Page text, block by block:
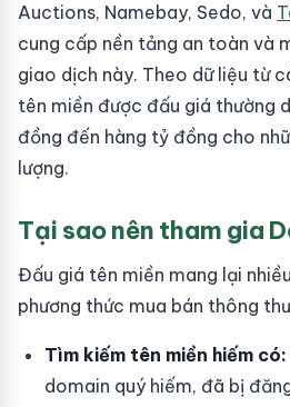
Auctions, Namebay, Sedo, và
cung cấp nền tảng an toàn và
giao dịch này. Theo dữ liệu từ
tên miền được đấu giá thường
đồng đến hàng tỷ đồng cho
lượng.
Tại sao nên tham gia
Đấu giá tên miền mang lại
phương thức mua bán thông
Tìm kiếm tên miền hiếm có:
domain quý hiếm, đã bị